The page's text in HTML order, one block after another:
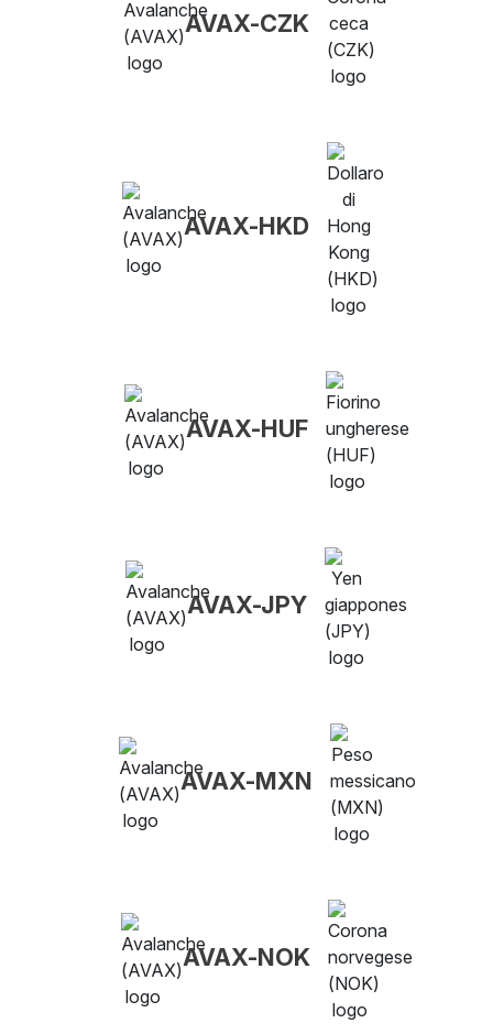
AVAX-CZK
AVAX-HKD
AVAX-HUF
AVAX-JPY
AVAX-MXN
AVAX-NOK